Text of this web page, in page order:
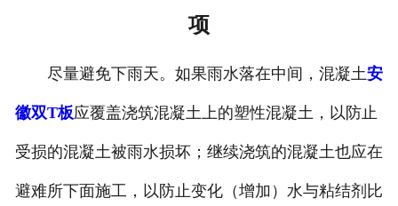
资质荣誉
成功案例
项
尽量避免下雨天。如果雨水落在中间，混凝土安
徽双T板应覆盖浇筑混凝土上的塑性混凝土，以防止
受损的混凝土被雨水损坏；继续浇筑的混凝土也应在
避难所下面施工，以防止变化（增加）水与粘结剂比